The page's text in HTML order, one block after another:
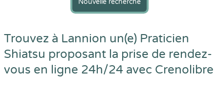
Nouvelle recherche
Trouvez à Lannion un(e) Praticien
Shiatsu proposant la prise de rendez-
vous en ligne 24h/24 avec Crenolibre